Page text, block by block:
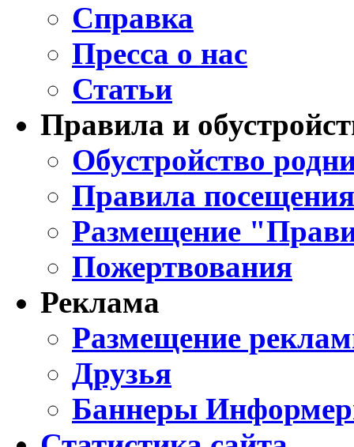
Справка
Пресса о нас
Статьи
Правила и
Обустройство
Правила
Размещение
Пожертвования
Реклама
Размещение
Друзья
Баннеры